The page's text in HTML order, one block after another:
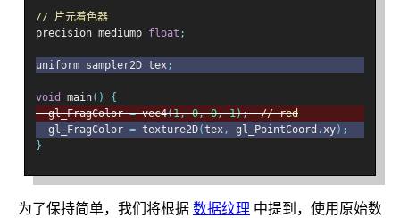
// 片元着色器
precision mediump float ;
uniform sampler2D tex;
void main()
{
  gl_FragColor
= vec4(1, 0, 0, 1);
// red
  gl_FragColor
= texture2D(tex, gl_PointCoord .xy);
}
为了保持简单，我们将根据数据纹理 中提到，使用原始数